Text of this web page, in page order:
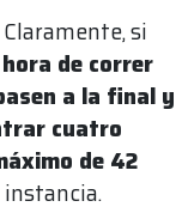
si
de correr
a la final y
cuatro
de 42